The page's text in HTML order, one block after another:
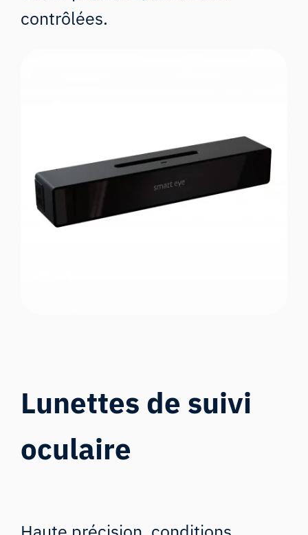
contrôlées.
Lunettes de suivi
oculaire